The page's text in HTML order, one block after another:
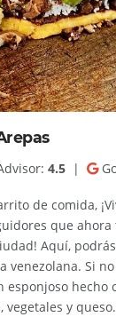
4.5 |
de comida,
que ahora
Aquí,
venezolana. Si
esponjoso hecho
vegetales y